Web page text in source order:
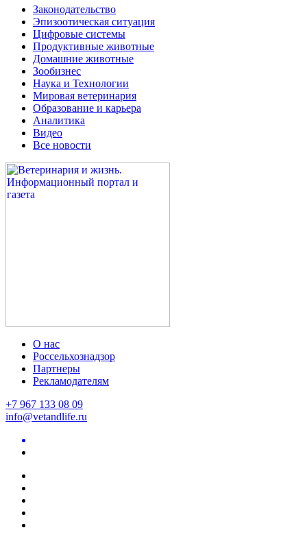
Законодательство
Эпизоотическая ситуация
Цифровые системы
Продуктивные животные
Домашние животные
Зообизнес
Наука и Технологии
Мировая ветеринария
Образование и карьера
Аналитика
Видео
Все новости
О нас
Россельхознадзор
Партнеры
Рекламодателям
+7 967 133 08 09
info@vetandlife.ru